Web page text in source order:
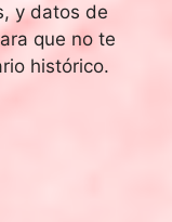
y datos de
que no te
histórico.